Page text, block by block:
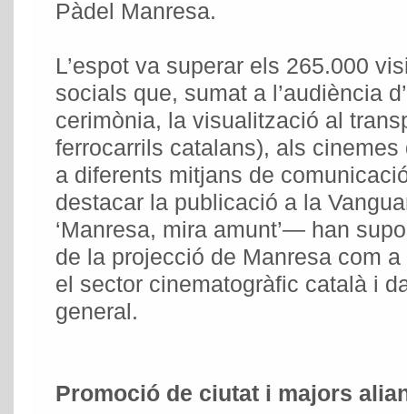
Pàdel Manresa.
L’espot va superar els 265.000
socials que, sumat a l’audiència
cerimònia, la visualització al
ferrocarrils catalans), als
a diferents mitjans de
destacar la publicació a la
‘Manresa, mira amunt’— han
de la projecció de Manresa com
el sector cinematogràfic català i
general.
Promoció de ciutat i majors